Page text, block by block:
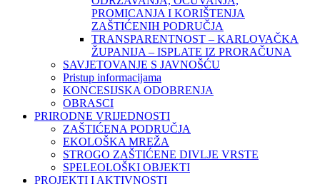
PROMICANJA I KORIŠTENJA
ZAŠTIĆENIH PODRUČJA
TRANSPARENTNOST – KARLOVAČKA
ŽUPANIJA – ISPLATE IZ PRORAČUNA
SAVJETOVANJE S JAVNOŠĆU
Pristup informacijama
KONCESIJSKA ODOBRENJA
OBRASCI
PRIRODNE VRIJEDNOSTI
ZAŠTIĆENA PODRUČJA
EKOLOŠKA MREŽA
STROGO ZAŠTIĆENE DIVLJE VRSTE
SPELEOLOŠKI OBJEKTI
PROJEKTI I AKTIVNOSTI